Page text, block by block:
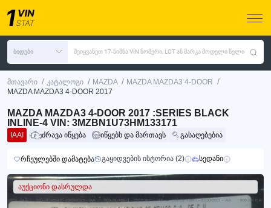
ბიდები შეიყვანეთ 17-ნიშნა VIN ნომერი, LOT ან მარკა მოდელი წელი
მთავარი / კატალოგი / MAZDA / MAZDA MAZDA3 4-DOOR /
MAZDA MAZDA3 4-DOOR 2017
MAZDA MAZDA3 4-DOOR 2017 :SERIES BLACK
INLINE-4 VIN: 3MZBN1U73HM133171
IAAI ძრავა იწყება იწყებს და მართავს გასაღებებია
რჩეულებში დამატება გაყიდვების ისტორია (2) სედანი
აუქციონი დასრულდა